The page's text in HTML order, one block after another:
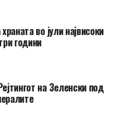
во јули највисоки
години
на Зеленски под